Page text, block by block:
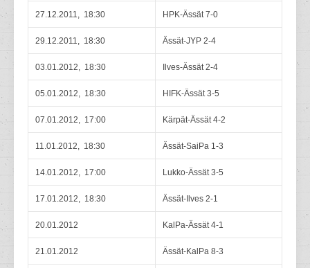
27.12.2011, 18:30 HPK-Ässät 7-0
29.12.2011, 18:30 Ässät-JYP 2-4
03.01.2012, 18:30 Ilves-Ässät 2-4
05.01.2012, 18:30 HIFK-Ässät 3-5
07.01.2012, 17:00 Kärpät-Ässät 4-2
11.01.2012, 18:30 Ässät-SaiPa 1-3
14.01.2012, 17:00 Lukko-Ässät 3-5
17.01.2012, 18:30 Ässät-Ilves 2-1
20.01.2012 KalPa-Ässät 4-1
21.01.2012 Ässät-KalPa 8-3